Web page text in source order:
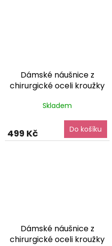
Dámské náušnice z
chirurgické oceli kroužky
dárkové balení zdarma
Skladem
499 Kč Do košíku
Dámské náušnice z
chirurgické oceli kroužky